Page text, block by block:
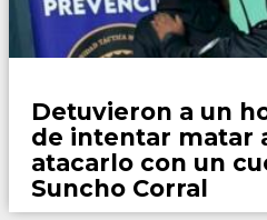
Detuvieron a un
de intentar matar
atacarlo con un
Suncho Corral